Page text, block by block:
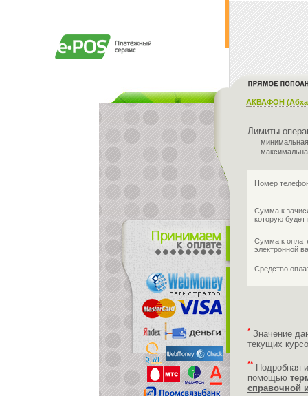
АКВАФОН
Лимиты
Номер
Сумма к
которую будет
Сумма к
электронной
Средство
* Значение
текущих
** Подробная
помощью
справочной